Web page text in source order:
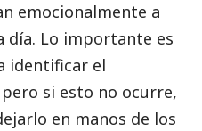
emocionalmente a
día. Lo importante es
identificar el
si esto no ocurre,
en manos de los